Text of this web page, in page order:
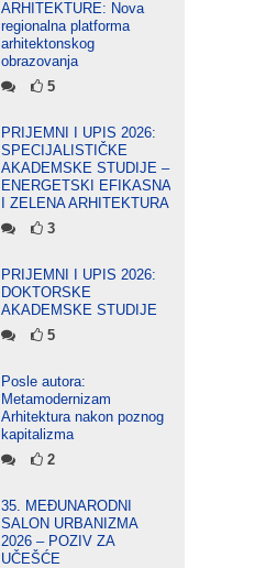
ARHITEKTURE: Nova
regionalna platforma
arhitektonskog
obrazovanja
5
PRIJEMNI I UPIS 2026:
SPECIJALISTIČKE
AKADEMSKE STUDIJE –
ENERGETSKI EFIKASNA
I ZELENA ARHITEKTURA
3
PRIJEMNI I UPIS 2026:
DOKTORSKE
AKADEMSKE STUDIJE
5
Posle autora:
Metamodernizam
Arhitektura nakon poznog
kapitalizma
2
35. MEĐUNARODNI
SALON URBANIZMA
2026 – POZIV ZA
UČEŠĆE